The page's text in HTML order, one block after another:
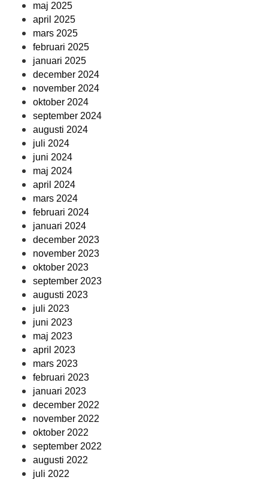
maj 2025
april 2025
mars 2025
februari 2025
januari 2025
december 2024
november 2024
oktober 2024
september 2024
augusti 2024
juli 2024
juni 2024
maj 2024
april 2024
mars 2024
februari 2024
januari 2024
december 2023
november 2023
oktober 2023
september 2023
augusti 2023
juli 2023
juni 2023
maj 2023
april 2023
mars 2023
februari 2023
januari 2023
december 2022
november 2022
oktober 2022
september 2022
augusti 2022
juli 2022